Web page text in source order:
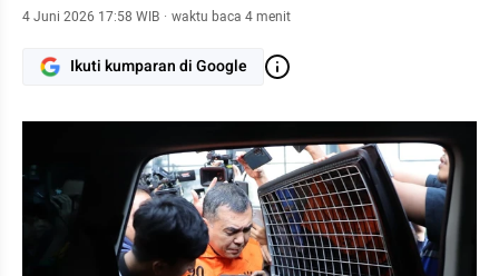
4 Juni 2026 17:58 WIB · waktu baca 4 menit
Ikuti kumparan di Google